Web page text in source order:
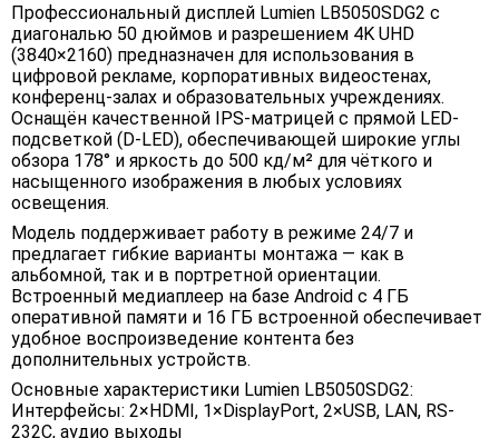
Профессиональный дисплей Lumien LB5050SDG2 с
диагональю 50 дюймов и разрешением 4K UHD
(3840×2160) предназначен для использования в
цифровой рекламе, корпоративных видеостенах,
конференц-залах и образовательных учреждениях.
Оснащён качественной IPS-матрицей с прямой LED-
подсветкой (D-LED), обеспечивающей широкие углы
обзора 178° и яркость до 500 кд/м² для чёткого и
насыщенного изображения в любых условиях
освещения.
Модель поддерживает работу в режиме 24/7 и
предлагает гибкие варианты монтажа — как в
альбомной, так и в портретной ориентации.
Встроенный медиаплеер на базе Android с 4 ГБ
оперативной памяти и 16 ГБ встроенной обеспечивает
удобное воспроизведение контента без
дополнительных устройств.
Основные характеристики Lumien LB5050SDG2:
Интерфейсы: 2×HDMI, 1×DisplayPort, 2×USB, LAN, RS-
232C, аудио выходы